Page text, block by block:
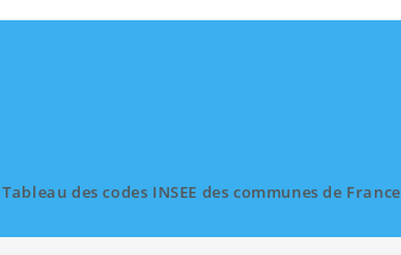
Tableau des codes INSEE des communes de